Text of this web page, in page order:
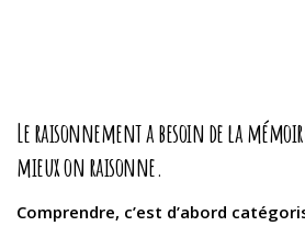
Le raisonnement a besoin de la
mieux on raisonne.
Comprendre, c’est d’abord